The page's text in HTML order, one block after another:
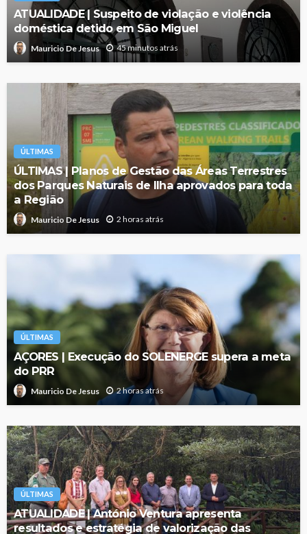
ATUALIDADE | Suspeito de violação e violência
doméstica detido em São Miguel
Mauricio De Jesus 45 minutos atrás
ÚLTIMAS
ÚLTIMAS | Planos de Gestão das Áreas Terrestres
dos Parques Naturais de Ilha aprovados para toda
a Região
Mauricio De Jesus 2 horas atrás
ÚLTIMAS
AÇORES | Execução do SOLENERGE supera a meta
do PRR
Mauricio De Jesus 2 horas atrás
ÚLTIMAS
ATUALIDADE | António Ventura apresenta
resultados e estratégia de valorização das